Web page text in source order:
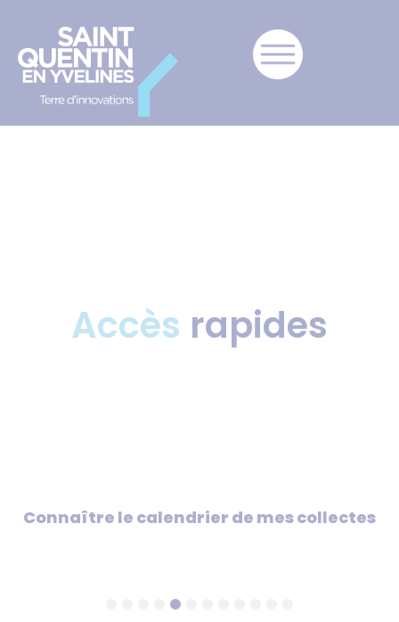
Accès rapides
Faire du sport